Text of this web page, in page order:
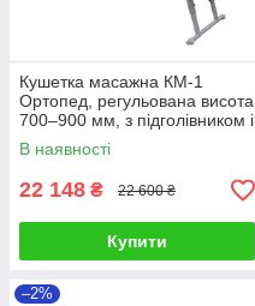
Кушетка масажна КМ-1
Ортопед, регульована висота
700–900 мм, з підголівником і
отвором для обличчя
В наявності
22 148 ₴ 22 600 ₴
Купити
–2%